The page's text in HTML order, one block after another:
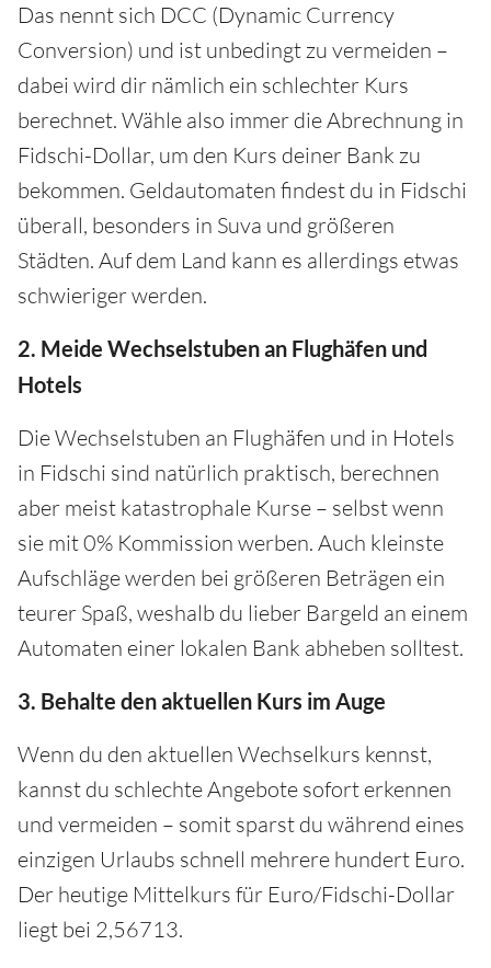
Das nennt sich DCC (Dynamic Currency
Conversion) und ist unbedingt zu vermeiden –
dabei wird dir nämlich ein schlechter Kurs
berechnet. Wähle also immer die Abrechnung in
Fidschi-Dollar, um den Kurs deiner Bank zu
bekommen. Geldautomaten findest du in Fidschi
überall, besonders in Suva und größeren
Städten. Auf dem Land kann es allerdings etwas
schwieriger werden.
2. Meide Wechselstuben an Flughäfen und
Hotels
Die Wechselstuben an Flughäfen und in Hotels
in Fidschi sind natürlich praktisch, berechnen
aber meist katastrophale Kurse – selbst wenn
sie mit 0% Kommission werben. Auch kleinste
Aufschläge werden bei größeren Beträgen ein
teurer Spaß, weshalb du lieber Bargeld an einem
Automaten einer lokalen Bank abheben solltest.
3. Behalte den aktuellen Kurs im Auge
Wenn du den aktuellen Wechselkurs kennst,
kannst du schlechte Angebote sofort erkennen
und vermeiden – somit sparst du während eines
einzigen Urlaubs schnell mehrere hundert Euro.
Der heutige Mittelkurs für Euro/Fidschi-Dollar
liegt bei 2,56713.